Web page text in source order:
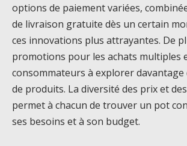
options de paiement variées,
de livraison gratuite dès un certain
ces innovations plus attrayantes. De
promotions pour les achats multiples
consommateurs à explorer
de produits. La diversité des prix et
permet à chacun de trouver un pot
ses besoins et à son budget.